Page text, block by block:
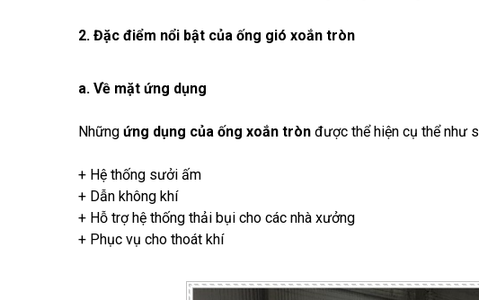
2. Đặc điểm nổi bật của ống gió xoắn tròn
a. Về mặt ứng dụng
Những ứng dụng của ống xoắn tròn được thể hiện cụ thể như
+ Hệ thống sưởi ấm
+ Dẫn không khí
+ Hỗ trợ hệ thống thải bụi cho các nhà xưởng
+ Phục vụ cho thoát khí